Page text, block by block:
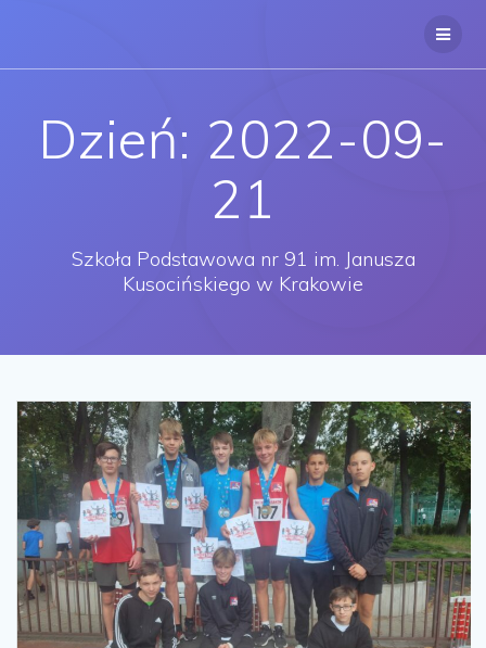
Dzień: 2022-09-
21
Szkoła Podstawowa nr 91 im. Janusza
Kusocińskiego w Krakowie